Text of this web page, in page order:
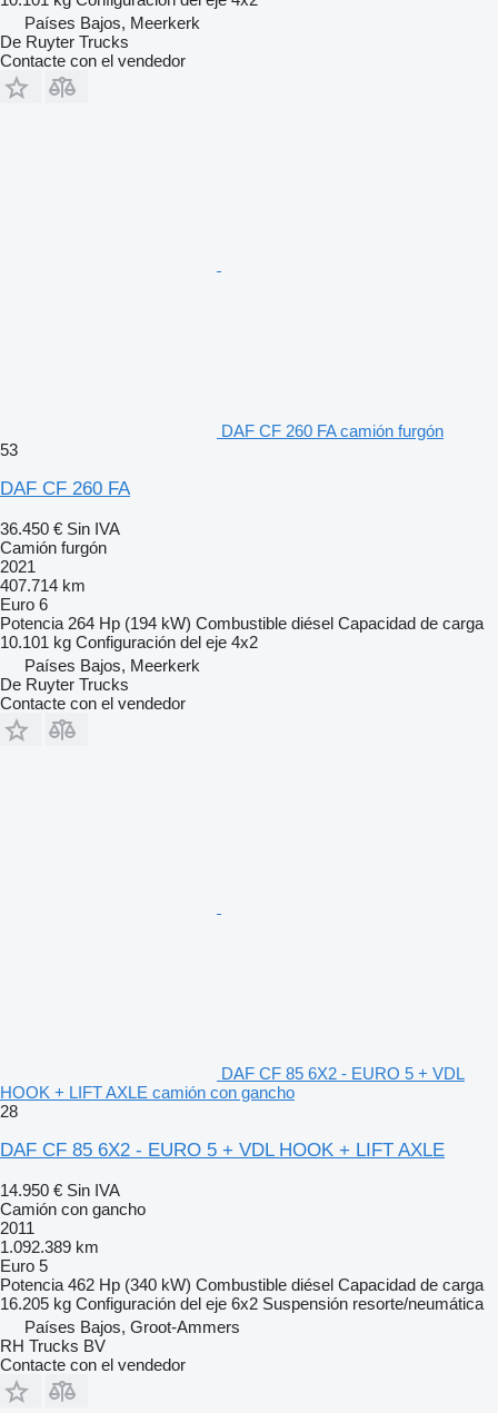
Países Bajos, Meerkerk
De Ruyter Trucks
Contacte con el vendedor
DAF CF 260 FA camión furgón
53
DAF CF 260 FA
36.450 € Sin IVA
Camión furgón
2021
407.714 km
Euro 6
Potencia 264 Hp (194 kW) Combustible diésel Capacidad de carga
10.101 kg Configuración del eje 4x2
Países Bajos, Meerkerk
De Ruyter Trucks
Contacte con el vendedor
DAF CF 85 6X2 - EURO 5 + VDL
HOOK + LIFT AXLE camión con gancho
28
DAF CF 85 6X2 - EURO 5 + VDL HOOK + LIFT AXLE
14.950 € Sin IVA
Camión con gancho
2011
1.092.389 km
Euro 5
Potencia 462 Hp (340 kW) Combustible diésel Capacidad de carga
16.205 kg Configuración del eje 6x2 Suspensión resorte/neumática
Países Bajos, Groot-Ammers
RH Trucks BV
Contacte con el vendedor